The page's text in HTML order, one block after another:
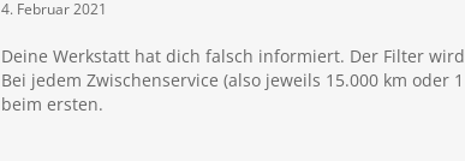
4. Februar 2021
Deine Werkstatt hat dich falsch informiert. Der Filter
Bei jedem Zwischenservice (also jeweils 15.000 km
beim ersten.